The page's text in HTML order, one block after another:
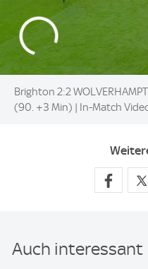
Brighton 2:2
(90. +3 Min) | In-Match
Auch interessant